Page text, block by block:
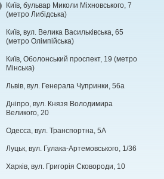
Київ, бульвар Миколи Міхновського, 7
(метро Либідська)
Київ, вул. Велика Васильківська, 65
(метро Олімпійська)
Київ, Оболонський проспект, 19 (метро
Мінська)
Львів, вул. Генерала Чупринки, 56а
Дніпро, вул. Князя Володимира
Великого, 20
Одесса, вул. Транспортна, 5А
Луцьк, вул. Гулака-Артемовського, 1/36
Харків, вул. Григорія Сковороди, 10